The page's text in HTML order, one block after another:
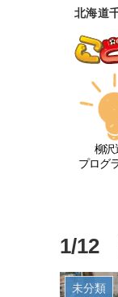
北海道
柳沢
プログ
1/12
未分類